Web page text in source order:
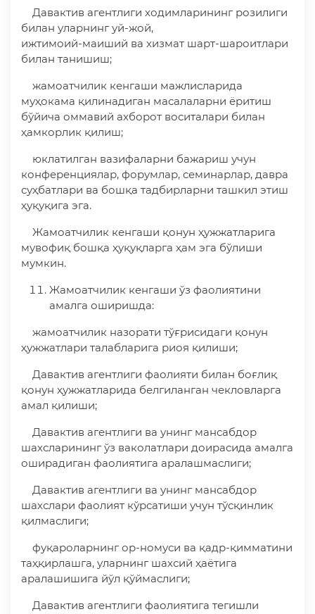
Давактив агентлиги ходимларининг розилиги
билан уларнинг уй-жой,
ижтимоий-маиший ва хизмат шарт-шароитлари
билан танишиш;
жамоатчилик кенгаши мажлисларида
муҳокама қилинадиган масалаларни ёритиш
бўйича оммавий ахборот воситалари билан
ҳамкорлик қилиш;
юклатилган вазифаларни бажариш учун
конференциялар, форумлар, семинарлар, давра
суҳбатлари ва бошқа тадбирларни ташкил этиш
ҳуқуқига эга.
Жамоатчилик кенгаши қонун ҳужжатларига
мувофиқ бошқа ҳуқуқларга ҳам эга бўлиши
мумкин.
Жамоатчилик кенгаши ўз фаолиятини
амалга оширишда:
жамоатчилик назорати тўғрисидаги қонун
ҳужжатлари талабларига риоя қилиши;
Давактив агентлиги фаолияти билан боғлиқ
қонун ҳужжатларида белгиланган чекловларга
амал қилиши;
Давактив агентлиги ва унинг мансабдор
шахсларининг ўз ваколатлари доирасида амалга
оширадиган фаолиятига аралашмаслиги;
Давактив агентлиги ва унинг мансабдор
шахслари фаолият кўрсатиши учун тўсқинлик
қилмаслиги;
фуқароларнинг ор-номуси ва қадр-қимматини
таҳқирлашга, уларнинг шахсий ҳаётига
аралашишига йўл қўймаслиги;
Давактив агентлиги фаолиятига тегишли